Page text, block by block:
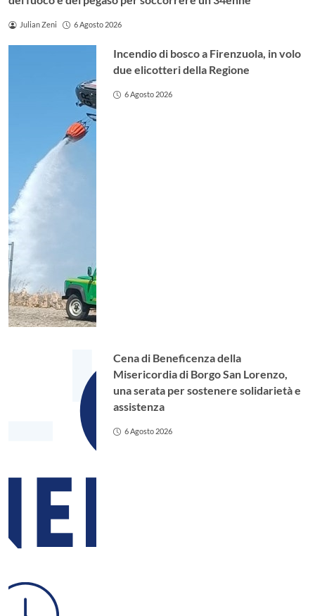
Julian Zeni 6 Agosto 2026
Incendio di bosco a Firenzuola, in volo
due elicotteri della Regione
6 Agosto 2026
Cena di Beneficenza della
Misericordia di Borgo San Lorenzo,
una serata per sostenere solidarietà e
assistenza
6 Agosto 2026